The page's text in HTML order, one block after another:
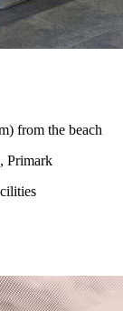
from the beach
Primark